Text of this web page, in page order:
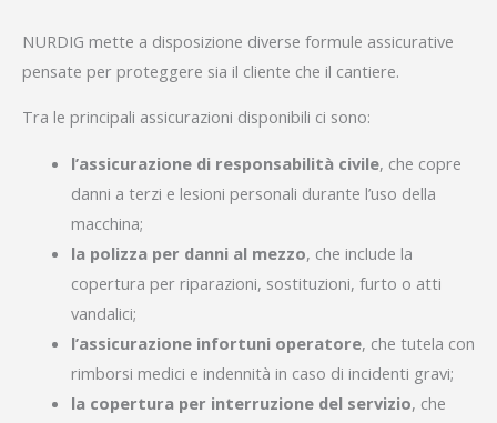
NURDIG mette a disposizione diverse formule assicurative
pensate per proteggere sia il cliente che il cantiere.
Tra le principali assicurazioni disponibili ci sono:
l’assicurazione di responsabilità civile, che copre
danni a terzi e lesioni personali durante l’uso della
macchina;
la polizza per danni al mezzo, che include la
copertura per riparazioni, sostituzioni, furto o atti
vandalici;
l’assicurazione infortuni operatore, che tutela con
rimborsi medici e indennità in caso di incidenti gravi;
la copertura per interruzione del servizio, che